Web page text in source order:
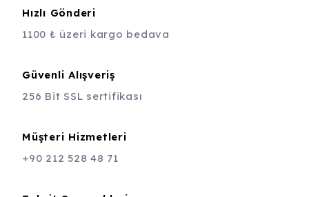
Hızlı Gönderi
1100 ₺ üzeri kargo bedava
Güvenli Alışveriş
256 Bit SSL sertifikası
Müşteri Hizmetleri
+90 212 528 48 71